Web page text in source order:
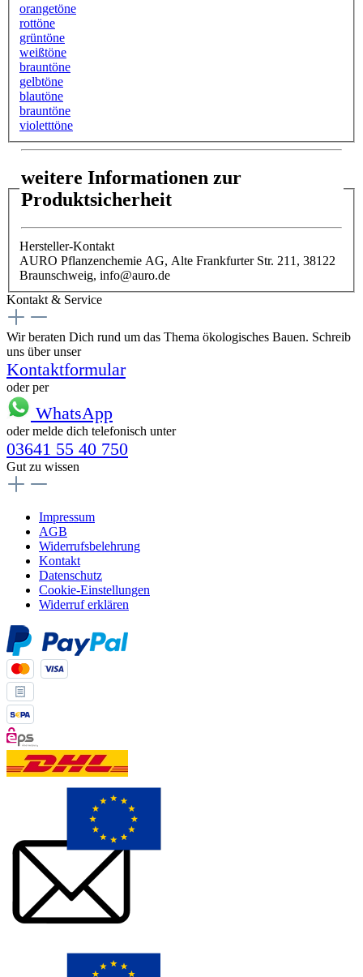
orangetöne
rottöne
grüntöne
weißtöne
brauntöne
gelbtöne
blautöne
brauntöne
violetttöne
weitere Informationen zur
Produktsicherheit
Hersteller-Kontakt
AURO Pflanzenchemie AG, Alte Frankfurter Str. 211, 38122
Braunschweig, info@auro.de
Kontakt & Service
Wir beraten Dich rund um das Thema ökologisches Bauen. Schreib
uns über unser
Kontaktformular
oder per
WhatsApp
oder melde dich telefonisch unter
03641 55 40 750
Gut zu wissen
Impressum
AGB
Widerrufsbelehrung
Kontakt
Datenschutz
Cookie-Einstellungen
Widerruf erklären